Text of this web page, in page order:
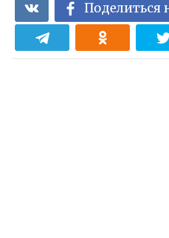
Поделиться